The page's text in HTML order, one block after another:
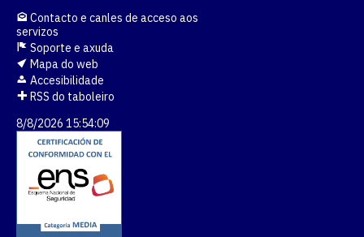
Contacto e canles de acceso aos
servizos
Soporte e axuda
Mapa do web
Accesibilidade
RSS do taboleiro
8/8/2026 15:54:09